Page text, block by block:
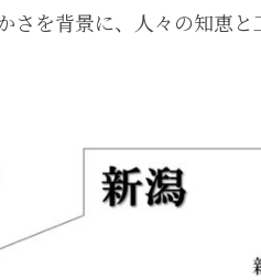
さを背景に、人々の知恵